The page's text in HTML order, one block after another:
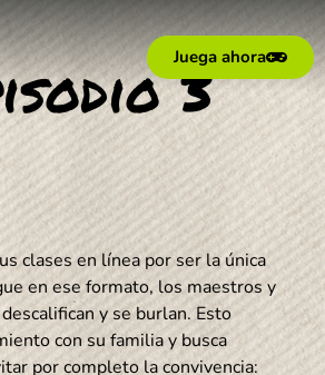
Juega ahora
3
clases en línea por ser la única
en ese formato, los maestros y
y se burlan. Esto
con su familia y busca
por completo la convivencia: